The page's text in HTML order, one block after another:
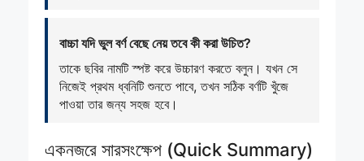
বাচ্চা যদি ভুল বর্ণ বেছে নেয় তবে কী করা উচিত?
তাকে ছবির নামটি স্পষ্ট করে উচ্চারণ করতে বলুন। যখন সে
নিজেই প্রথম ধ্বনিটি শুনতে পাবে, তখন সঠিক বর্ণটি খুঁজে
পাওয়া তার জন্য সহজ হবে।
একনজরে সারসংক্ষেপ (Quick Summary)